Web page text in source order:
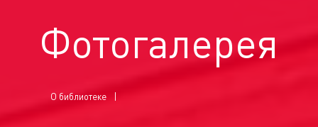
Фотогалерея
О библиотеке